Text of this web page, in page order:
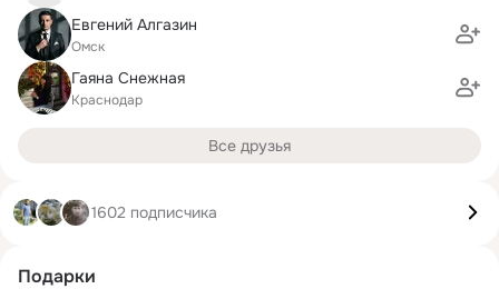
Евгений Алгазин
Омск
Гаяна Снежная
Краснодар
Все друзья
1602 подписчика
Подарки